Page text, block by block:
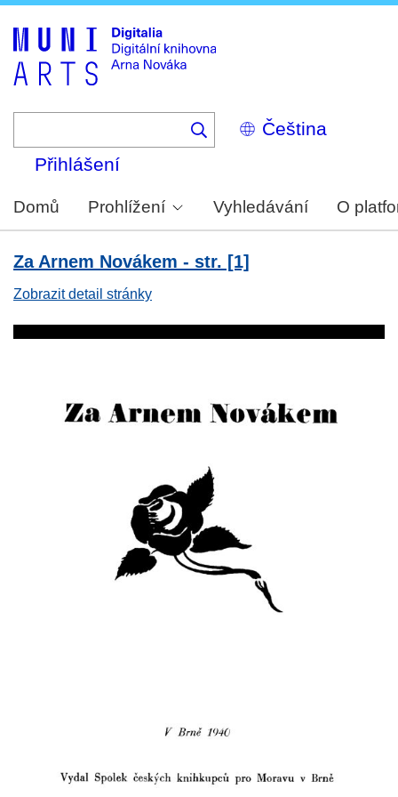
Select
your
Přihlášení
Domů Prohlížení Vyhledávání O
Za Arnem Novákem - str. [1]
Zobrazit detail stránky